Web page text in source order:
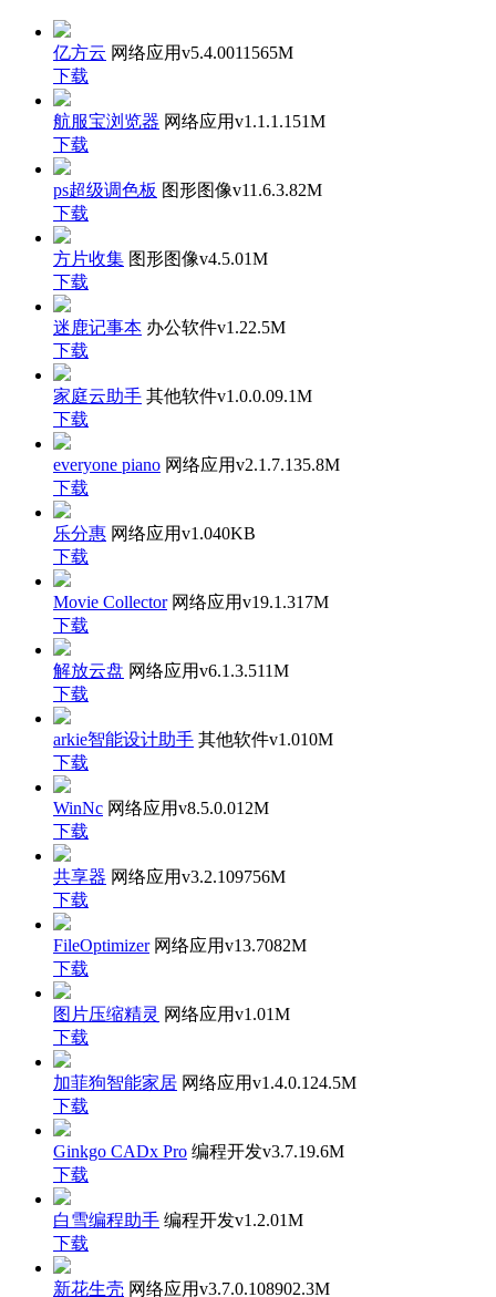
亿方云 网络应用v5.4.0011565M
下载
航服宝浏览器 网络应用v1.1.1.1 51M
下载
ps超级调色板 图形图像v11.6.3.82M
下载
方片收集 图形图像v4.5.01M
下载
迷鹿记事本 办公软件v1.22.5M
下载
家庭云助手 其他软件v1.0.0.09.1M
下载
everyone piano 网络应用v2.1.7.135.8M
下载
乐分惠 网络应用v1.040KB
下载
Movie Collector 网络应用v19.1.317M
下载
解放云盘 网络应用v6.1.3.511M
下载
arkie智能设计助手 其他软件v1.010M
下载
WinNc 网络应用v8.5.0.012M
下载
共享器 网络应用v3.2.109756M
下载
FileOptimizer 网络应用v13.7082M
下载
图片压缩精灵 网络应用v1.01M
下载
加菲狗智能家居 网络应用v1.4.0.124.5M
下载
Ginkgo CADx Pro 编程开发v3.7.19.6M
下载
白雪编程助手 编程开发v1.2.01M
下载
新花生壳 网络应用v3.7.0.108902.3M